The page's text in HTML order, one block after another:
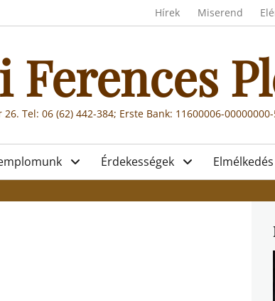
Header menu
Hírek Miserend
Ferences
Tel: 06 (62) 442-384; Erste Bank: 11600006-00000000-
Érdekességek Elmélkedés